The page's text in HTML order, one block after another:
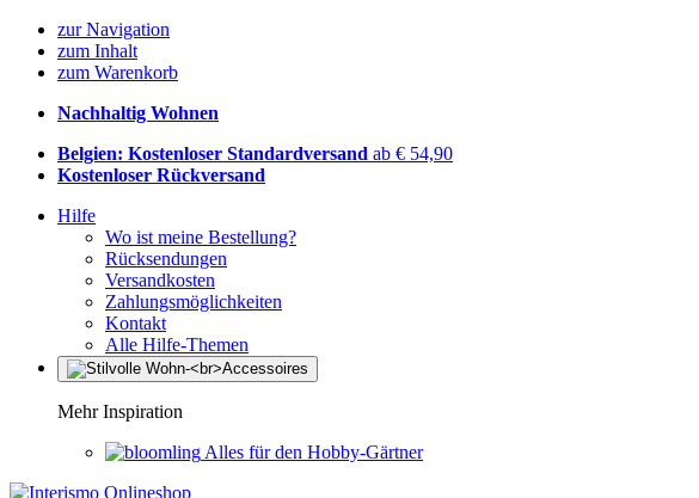
zur Navigation
zum Inhalt
zum Warenkorb
Nachhaltig Wohnen
Belgien: Kostenloser Standardversand ab € 54,90
Kostenloser Rückversand
Hilfe
Wo ist meine Bestellung?
Rücksendungen
Versandkosten
Zahlungsmöglichkeiten
Kontakt
Alle Hilfe-Themen
Mehr Inspiration
Alles für den Hobby-Gärtner